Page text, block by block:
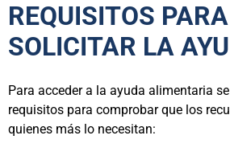
REQUISITOS PARA
SOLICITAR LA
Para acceder a la ayuda alimentaria
requisitos para comprobar que los
quienes más lo necesitan: